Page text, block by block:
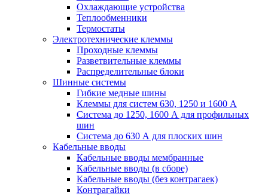
Охлаждающие устройства
Теплообменники
Термостаты
Электротехнические клеммы
Проходные клеммы
Разветвительные клеммы
Распределительные блоки
Шинные системы
Гибкие медные шины
Клеммы для систем 630, 1250 и 1600 А
Система до 1250, 1600 А для профильных
шин
Система до 630 А для плоских шин
Кабельные вводы
Кабельные вводы мембранные
Кабельные вводы (в сборе)
Кабельные вводы (без контрагаек)
Контрагайки